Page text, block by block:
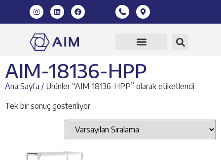
AIM-18136-HPP
Ana Sayfa / Ürünler “AIM-18136-HPP” olarak etiketlendi
Tek bir sonuç gösteriliyor